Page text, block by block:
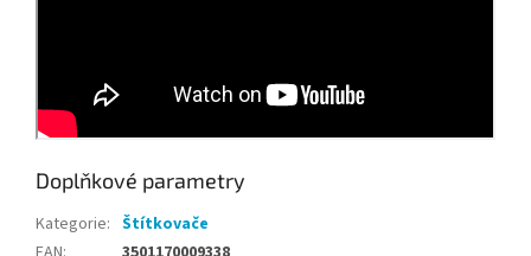
Doplňkové parametry
Kategorie: Štítkovače